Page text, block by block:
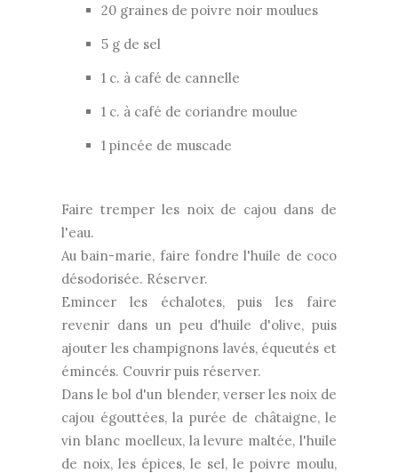
20 graines de poivre noir moulues
5 g de sel
1 c. à café de cannelle
1 c. à café de coriandre moulue
1 pincée de muscade
Faire tremper les noix de cajou dans de
l'eau.
Au bain-marie, faire fondre l'huile de coco
désodorisée. Réserver.
Emincer les échalotes, puis les faire
revenir dans un peu d'huile d'olive, puis
ajouter les champignons lavés, équeutés et
émincés. Couvrir puis réserver.
Dans le bol d'un blender, verser les noix de
cajou égouttées, la purée de châtaigne, le
vin blanc moelleux, la levure maltée, l'huile
de noix, les épices, le sel, le poivre moulu,